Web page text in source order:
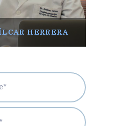
HERRERA